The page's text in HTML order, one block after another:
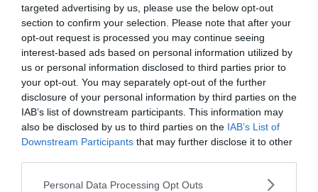
targeted advertising by us, please use the below opt-out
section to confirm your selection. Please note that after your
opt-out request is processed you may continue seeing
interest-based ads based on personal information utilized by
us or personal information disclosed to third parties prior to
your opt-out. You may separately opt-out of the further
disclosure of your personal information by third parties on the
IAB’s list of downstream participants. This information may
also be disclosed by us to third parties on the IAB’s List of
Downstream Participants that may further disclose it to other
Personal Data Processing Opt Outs
vers le glacier Martial est à ne pas manquer. Elle débute
au cœur d’Ushuaïa, au dessus de larue Aldo-Motter
montée jusqu’au sommet du glacier vous prendra entre
4 et 5 heures aller retour.
Attention à emporter des vêtements adaptés car vous
serez très exposés au vent. Durant votre ascension, vous
trouverez de la neige éternelle dès 800 mètres. Et un peu
plus haut, au sommet, c’est un panorama à 360 ° qui
vous attend sur la vallée d’Ushuaïa, le canal de Beagle et